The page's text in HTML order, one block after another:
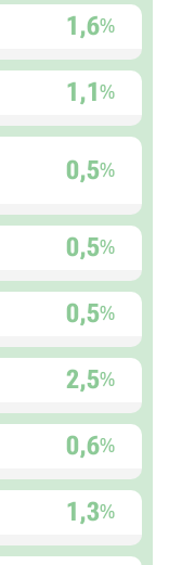
1,6%
1,1%
0,5%
0,5%
0,5%
2,5%
0,6%
1,3%